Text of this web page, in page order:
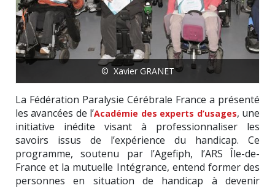
© Xavier GRANET
La Fédération Paralysie Cérébrale France a présenté
les avancées de l’Académie des experts d’usages, une
initiative inédite visant à professionnaliser les
savoirs issus de l’expérience du handicap. Ce
programme, soutenu par l’Agefiph, l’ARS Île-de-
France et la mutuelle Intégrance, entend former des
personnes en situation de handicap à devenir